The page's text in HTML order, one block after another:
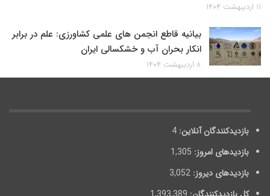
۱۱ اردیبهشت ۱۴۰۴
بیانیه قاطع انجمن های علمی کشاورزی: علم در برابر
انکار بحران آب و خشکسالی ایران
۸ اردیبهشت ۱۴۰۴
بازدیدکنندگان آنلاین: 4
بازدیدهای امروز: 1,305
بازدیدهای دیروز: 3,052